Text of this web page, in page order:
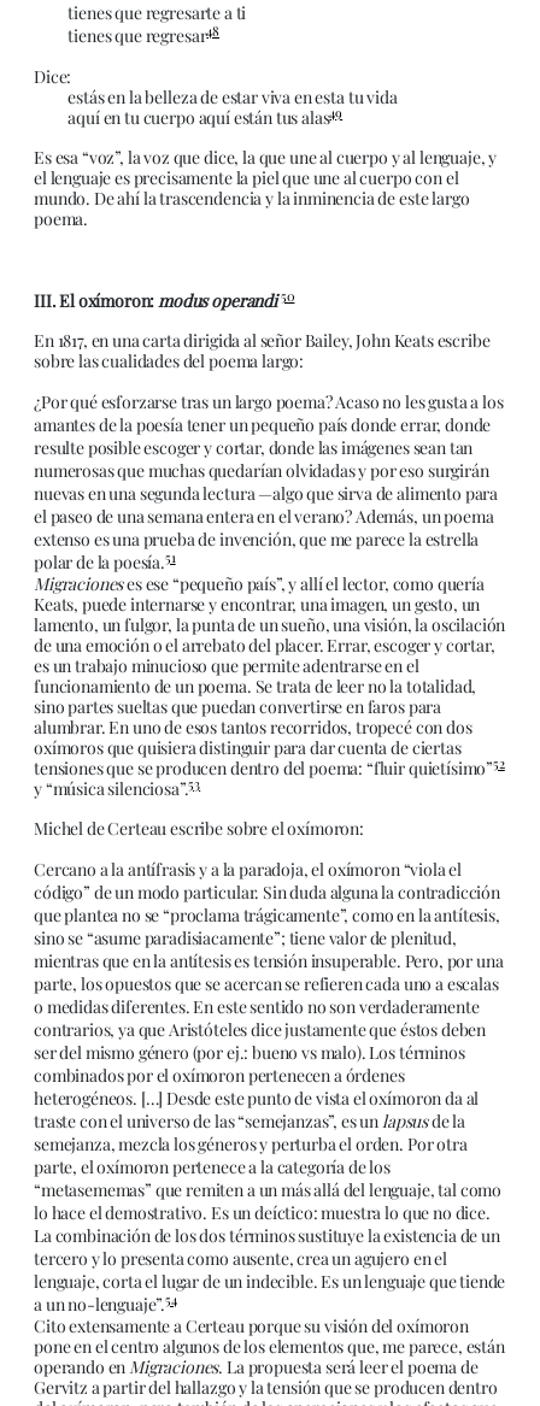
tienes que regresarte a ti
tienes que regresar48
Dice:
estás en la belleza de estar viva en esta tu vida
aquí en tu cuerpo aquí están tus alas49
Es esa “voz”, la voz que dice, la que une al cuerpo y al lenguaje, y
el lenguaje es precisamente la piel que une al cuerpo con el
mundo. De ahí la trascendencia y la inminencia de este largo
poema.
III. El oxímoron:modus operandi50
En 1817, en una carta dirigida al señor Bailey, John Keats escribe
sobre las cualidades del poema largo:
¿Por qué esforzarse tras un largo poema? Acaso no les gusta a los
amantes de la poesía tener un pequeño país donde errar, donde
resulte posible escoger y cortar, donde las imágenes sean tan
numerosas que muchas quedarían olvidadas y por eso surgirán
nuevas en una segunda lectura —algo que sirva de alimento para
el paseo de una semana entera en el verano? Además, un poema
extenso es una prueba de invención, que me parece la estrella
polar de la poesía.51
Migracioneses ese “pequeño país”, y allí el lector, como quería
Keats, puede internarse y encontrar, una imagen, un gesto, un
lamento, un fulgor, la punta de un sueño, una visión, la oscilación
de una emoción o el arrebato del placer. Errar, escoger y cortar,
es un trabajo minucioso que permite adentrarse en el
funcionamiento de un poema. Se trata de leer no la totalidad,
sino partes sueltas que puedan convertirse en faros para
alumbrar. En uno de esos tantos recorridos, tropecé con dos
oxímoros que quisiera distinguir para dar cuenta de ciertas
tensiones que se producen dentro del poema: “fluir quietísimo”52
y “música silenciosa”.53
Michel de Certeau escribe sobre el oxímoron:
Cercano a la antífrasis y a la paradoja, el oxímoron “viola el
código” de un modo particular. Sin duda alguna la contradicción
que plantea no se “proclama trágicamente”, como en la antítesis,
sino se “asume paradisiacamente”; tiene valor de plenitud,
mientras que en la antítesis es tensión insuperable. Pero, por una
parte, los opuestos que se acercan se refieren cada uno a escalas
o medidas diferentes. En este sentido no son verdaderamente
contrarios, ya que Aristóteles dice justamente que éstos deben
ser del mismo género (por ej.: bueno vs malo). Los términos
combinados por el oxímoron pertenecen a órdenes
heterogéneos. […] Desde este punto de vista el oxímoron da al
traste con el universo de las “semejanzas”, es unlapsusde la
semejanza, mezcla los géneros y perturba el orden. Por otra
parte, el oxímoron pertenece a la categoría de los
“metasememas” que remiten a un más allá del lenguaje, tal como
lo hace el demostrativo. Es un deíctico: muestra lo que no dice.
La combinación de los dos términos sustituye la existencia de un
tercero y lo presenta como ausente, crea un agujero en el
lenguaje, corta el lugar de un indecible. Es un lenguaje que tiende
a un no-lenguaje”.54
Cito extensamente a Certeau porque su visión del oxímoron
pone en el centro algunos de los elementos que, me parece, están
operando enMigraciones. La propuesta será leer el poema de
Gervitz a partir del hallazgo y la tensión que se producen dentro